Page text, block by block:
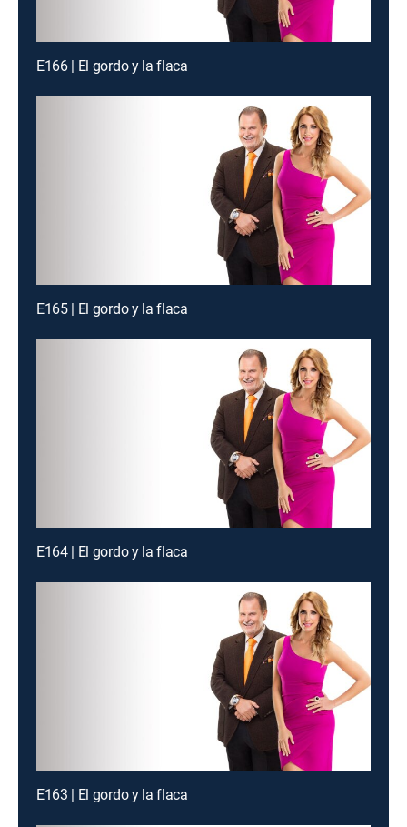
E166 | El gordo y la flaca
E165 | El gordo y la flaca
E164 | El gordo y la flaca
E163 | El gordo y la flaca